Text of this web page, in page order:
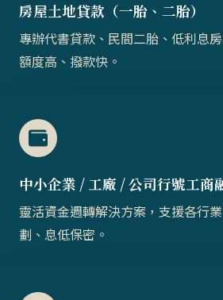
房屋土地貸款（一胎、二胎）​​
專辦代書貸款、民間二胎、低利息
額度高、撥款快。
中小企業 / 工廠 / 公司行號工商
靈活資金週轉解決方案，支援各行
劃、息低保密。